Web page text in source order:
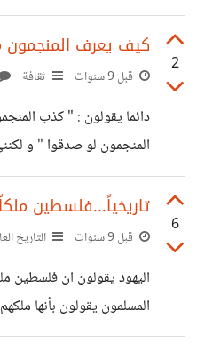
مخترعات غيرن مجري
المخترعين و الشعراء و
الرجال فقط بينما نجد قليلا
لا يشغلن تفكيرهن في هذه
2
كيف يعرف
قبل 9 سنوات ثقافة
دائما يقولون : " كذب
المنجمون لو صدقوا " و
منها ) و اشهرهم
ذلك يوماً ما في ان تشك
6
تاريخياً...فلسطين
قبل 9 سنوات التاريخ
اليهود يقولون ان فلسطين
المسلمون يقولون بأنها
الاديان و بعيداً عن